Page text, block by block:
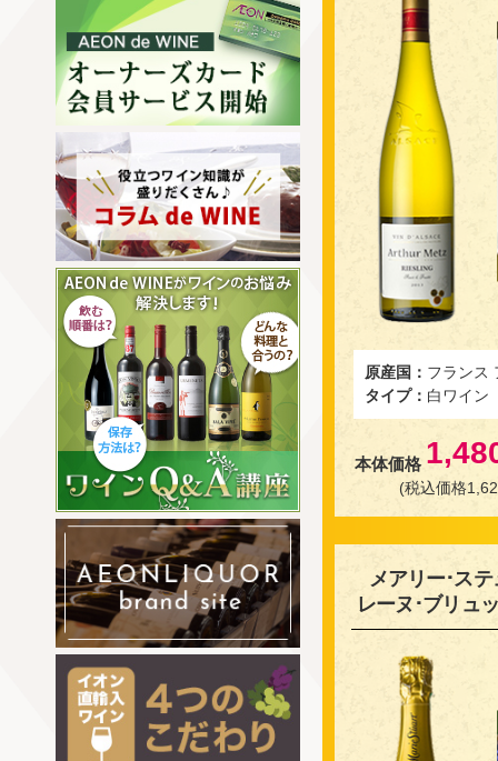
原産国： フランス
タイプ： 白ワイン
本体価格
(税込価格
メアリー･ス
レーヌ･ブリュ